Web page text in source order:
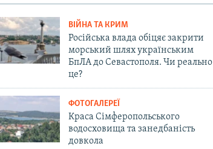
ВІЙНА ТА КРИМ
Російська влада обіцяє закрити
морський шлях українським
БпЛА до Севастополя. Чи реально
це?
ФОТОГАЛЕРЕЇ
Краса Сімферопольського
водосховища та занедбаність
довкола